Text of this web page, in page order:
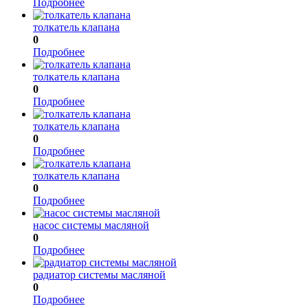
толкатель клапана
0
Подробнее
толкатель клапана
0
Подробнее
толкатель клапана
0
Подробнее
толкатель клапана
0
Подробнее
насос системы масляной
0
Подробнее
радиатор системы масляной
0
Подробнее